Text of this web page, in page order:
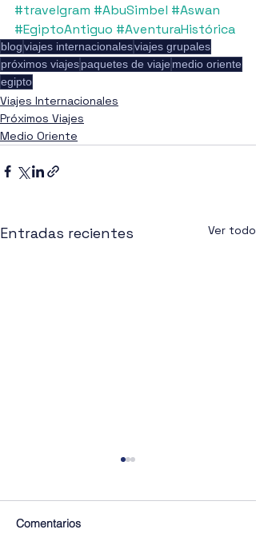
#travelgram #AbuSimbel #Aswan
#EgiptoAntiguo #AventuraHistórica
blogviajes internacionalesviajes grupales
próximos viajespaquetes de viaje medio oriente
egipto
Viajes Internacionales
Próximos Viajes
Medio Oriente
Entradas recientes Ver todo
Comentarios